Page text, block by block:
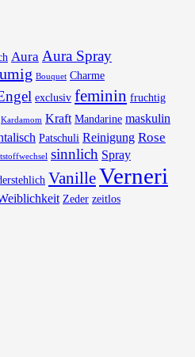
Aura Aura Spray
Bouquet Charme
exclusiv feminin fruchtig
Kardamom Kraft Mandarine maskulin
Patschuli Reinigung Rose
sinnlich Spray
VanilleVerneri
Zeder zeitlos